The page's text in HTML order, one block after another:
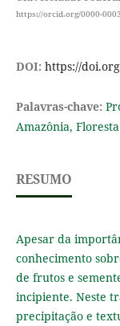
https://orcid.org/0000-
DOI: https://
Palavras-chave:
Amazônia,
RESUMO
Apesar da
conhecimento
de frutos e
incipiente. Neste
precipitação e